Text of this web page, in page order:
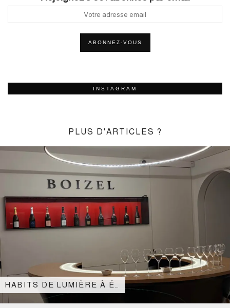
INSTAGRAM
PLUS D'ARTICLES ?
HABITS DE LUMIÈRE À É…